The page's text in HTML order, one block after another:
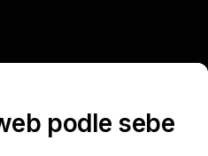
podle sebe